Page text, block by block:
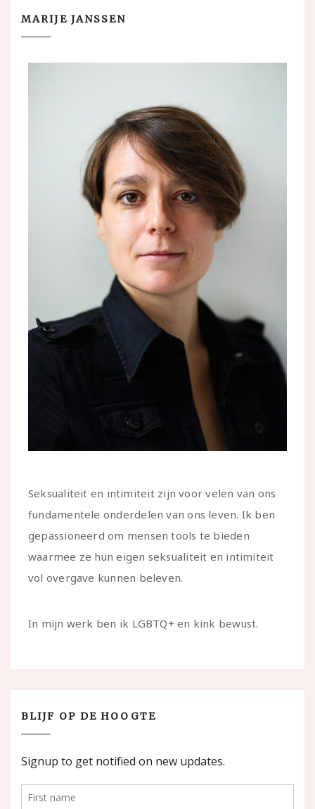
MARIJE JANSSEN
Seksualiteit en intimiteit zijn voor velen van ons
fundamentele onderdelen van ons leven. Ik ben
gepassioneerd om mensen tools te bieden
waarmee ze hun eigen seksualiteit en intimiteit
vol overgave kunnen beleven.
In mijn werk ben ik LGBTQ+ en kink bewust.
BLIJF OP DE HOOGTE